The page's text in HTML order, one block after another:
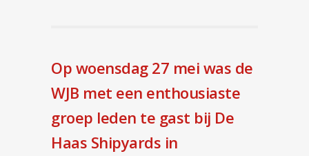
Op woensdag 27 mei was de
WJB met een enthousiaste
groep leden te gast bij De
Haas Shipyards in